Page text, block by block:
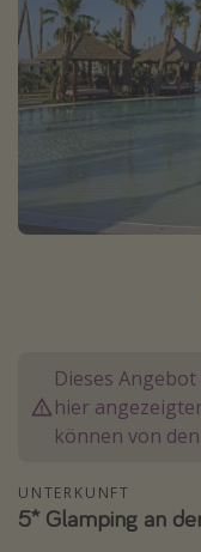
Kreuzfahrten
Reiseziele
Alle Reiseziele
Normandie Urlaub
Krabi Urlaub
Tulum Urlaub
Japan Rundreise
Dieses
hier
können von
UNTERKUNFT
5* Glamping an